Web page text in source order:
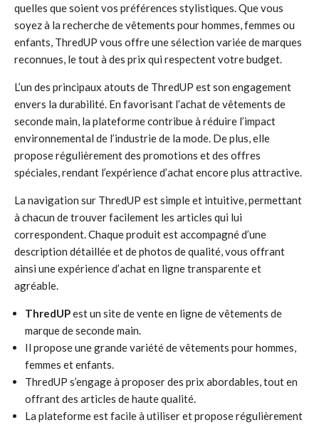
quelles que soient vos préférences stylistiques. Que vous
soyez à la recherche de vêtements pour hommes, femmes ou
enfants, ThredUP vous offre une sélection variée de marques
reconnues, le tout à des prix qui respectent votre budget.
L’un des principaux atouts de ThredUP est son engagement
envers la durabilité. En favorisant l’achat de vêtements de
seconde main, la plateforme contribue à réduire l’impact
environnemental de l’industrie de la mode. De plus, elle
propose régulièrement des promotions et des offres
spéciales, rendant l’expérience d’achat encore plus attractive.
La navigation sur ThredUP est simple et intuitive, permettant
à chacun de trouver facilement les articles qui lui
correspondent. Chaque produit est accompagné d’une
description détaillée et de photos de qualité, vous offrant
ainsi une expérience d’achat en ligne transparente et
agréable.
ThredUPest un site de vente en ligne de vêtements de
marque de seconde main.
Il propose une grande variété de vêtements pour hommes,
femmes et enfants.
ThredUP s’engage à proposer des prix abordables, tout en
offrant des articles de haute qualité.
La plateforme est facile à utiliser et propose régulièrement